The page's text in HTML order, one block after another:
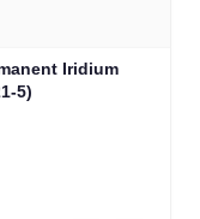
Iridium
5)